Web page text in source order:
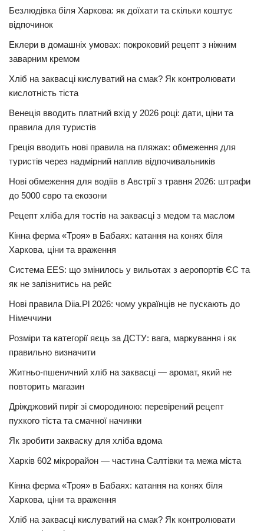
Безлюдівка біля Харкова: як доїхати та скільки коштує
відпочинок
Еклери в домашніх умовах: покроковий рецепт з ніжним
заварним кремом
Хліб на заквасці кислуватий на смак? Як контролювати
кислотність тіста
Венеція вводить платний вхід у 2026 році: дати, ціни та
правила для туристів
Греція вводить нові правила на пляжах: обмеження для
туристів через надмірний наплив відпочивальників
Нові обмеження для водіїв в Австрії з травня 2026: штрафи
до 5000 євро та екозони
Рецепт хліба для тостів на заквасці з медом та маслом
Кінна ферма «Троя» в Бабаях: катання на конях біля
Харкова, ціни та враження
Система EES: що змінилось у вильотах з аеропортів ЄС та
як не запізнитись на рейс
Нові правила Diia.Pl 2026: чому українців не пускають до
Німеччини
Розміри та категорії яєць за ДСТУ: вага, маркування і як
правильно визначити
Житньо-пшеничний хліб на заквасці — аромат, який не
повторить магазин
Дріжджовий пиріг зі смородиною: перевірений рецепт
пухкого тіста та смачної начинки
Як зробити закваску для хліба вдома
Харків 602 мікрорайон — частина Салтівки та межа міста
Кінна ферма «Троя» в Бабаях: катання на конях біля
Харкова, ціни та враження
Хліб на заквасці кислуватий на смак? Як контролювати